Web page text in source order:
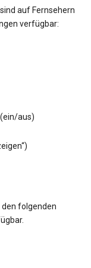
auf Fernsehern
verfügbar:
aus)
den folgenden